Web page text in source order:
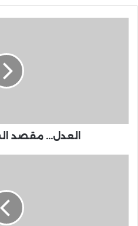
العدل... مقصد